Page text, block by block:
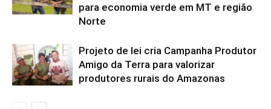
para economia verde em MT e região
Norte
Projeto de lei cria Campanha Produtor
Amigo da Terra para valorizar
produtores rurais do Amazonas